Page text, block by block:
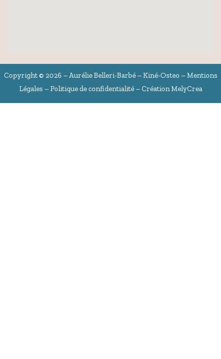
Copyright © 2026 – Aurélie Belleri-Barbé – Kiné-Osteo –Mentions
Légales –Politique de confidentialité– CréationMelyCrea